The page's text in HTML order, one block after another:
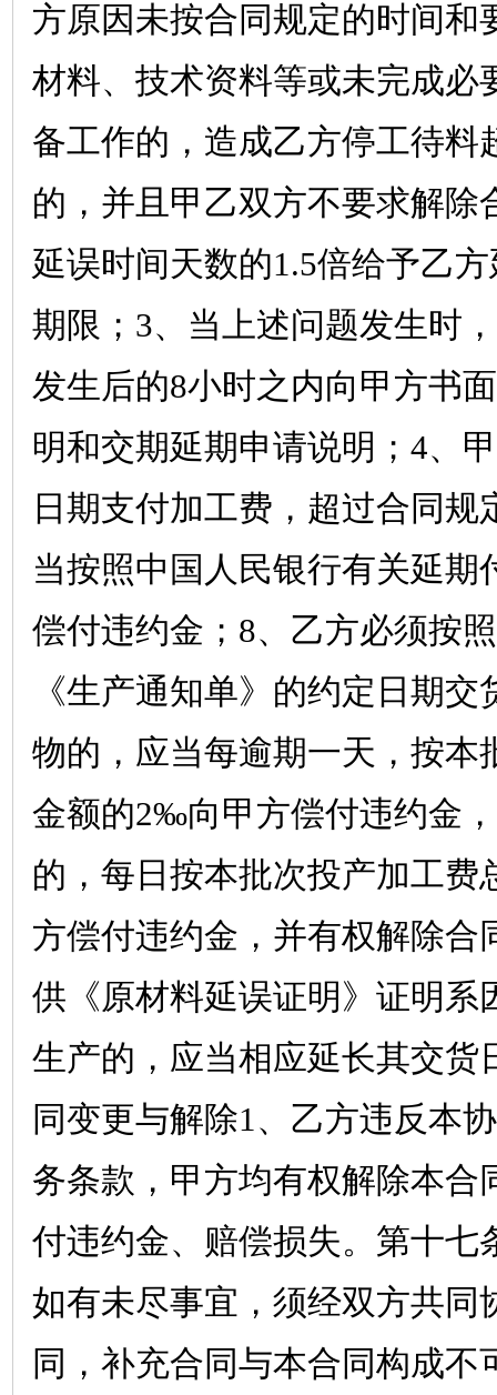
方原因未按合同规定的时间和
材料、技术资料等或未完成必
备工作的，造成乙方停工待料
的，并且甲乙双方不要求解除
延误时间天数的1.5倍给予乙
期限； 3、当上述问题发生时
发生后的8小时之内向甲方书
明和交期延期申请说明； 4、
日期支付加工费，超过合同规
当按照中国人民银行有关延期
偿付违约金； 8、乙方必须按
《生产通知单》的约定日期
物的，应当每逾期一天，按本
金额的2‰向甲方偿付违约金
的，每日按本批次投产加工费
方偿付违约金，并有权解除合
供《原材料延误证明》证明系
生产的，应当相应延长其交货
同变更与解除1、乙方违反本
务条款，甲方均有权解除本合
付违约金、赔偿损失。第十七
如有未尽事宜，须经双方共同
同，补充合同与本合同构成不